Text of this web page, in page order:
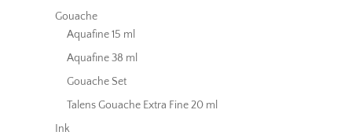
Gouache
Aquafine 15 ml
Aquafine 38 ml
Gouache Set
Talens Gouache Extra Fine 20 ml
Ink